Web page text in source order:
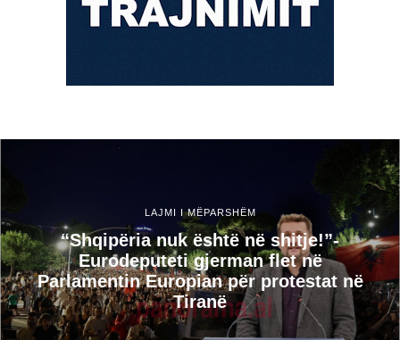
LAJMI I MËPARSHËM
“Shqipëria nuk është në shitje!”-
Eurodeputeti gjerman flet në
Parlamentin Europian për protestat në
Tiranë